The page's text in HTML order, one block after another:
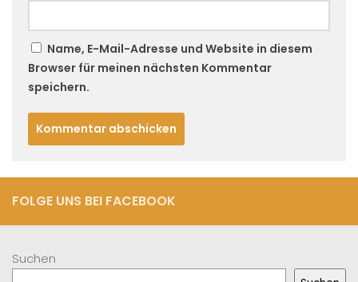
Name, E-Mail-Adresse und Website in diesem
Browser für meinen nächsten Kommentar
speichern.
FOLGE UNS BEI FACEBOOK
Suchen